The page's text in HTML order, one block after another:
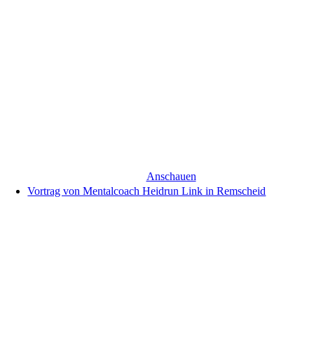
Anschauen
Vortrag von Mentalcoach Heidrun Link in Remscheid